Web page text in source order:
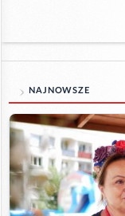
NAJNOWSZE